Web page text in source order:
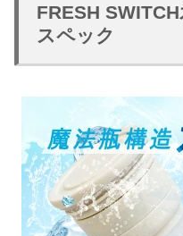
FRESH
スペック